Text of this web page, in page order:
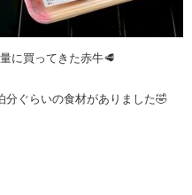
に買ってきた赤牛🥩
分ぐらいの食材がありました🤣